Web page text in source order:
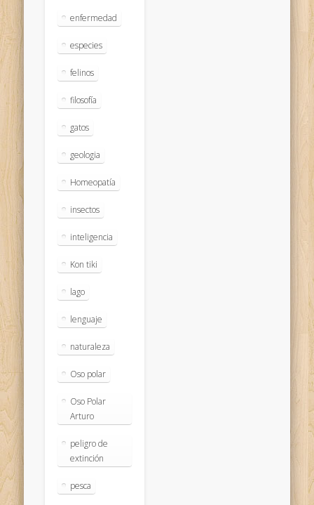
enfermedad
especies
felinos
filosofía
gatos
geologia
Homeopatía
insectos
inteligencia
Kon tiki
lago
lenguaje
naturaleza
Oso polar
Oso Polar
Arturo
peligro de
extinción
pesca